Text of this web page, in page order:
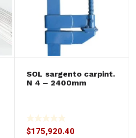
SOL sargento carpint.
N 4 – 2400mm
$175,920.40